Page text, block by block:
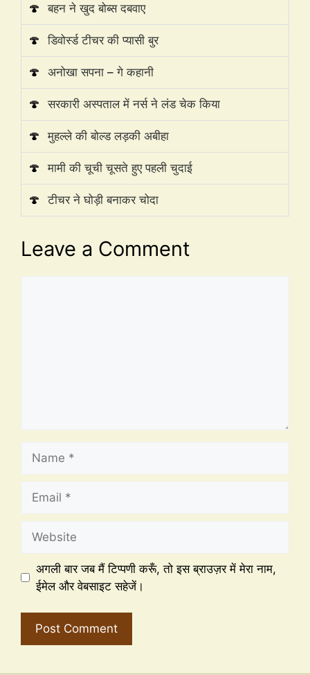
🍄 बहन ने खुद बोब्स दबवाए
🍄 डिवोर्स्ड टीचर की प्यासी बुर
🍄 अनोखा सपना – गे कहानी
🍄 सरकारी अस्पताल में नर्स ने लंड चेक किया
🍄 मुहल्ले की बोल्ड लड़की अबीहा
🍄 मामी की चूची चूसते हुए पहली चुदाई
🍄 टीचर ने घोड़ी बनाकर चोदा
Leave a Comment
अगली बार जब मैं टिप्पणी करूँ, तो इस ब्राउज़र में मेरा नाम,
ईमेल और वेबसाइट सहेजें।